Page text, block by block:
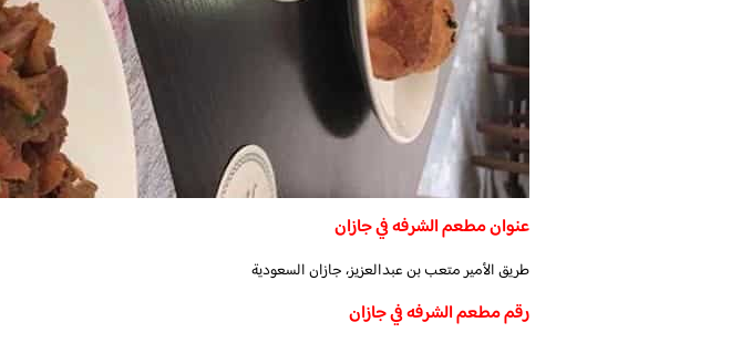
عنوان مطعم الشرفه في جازان
طريق الأمير متعب بن عبدالعزيز، جازان السعودية
رقم مطعم الشرفه في جازان